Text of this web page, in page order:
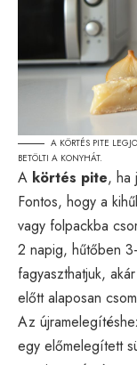
A KÖRTÉS PITE
BETÖLTI A KONYHÁT.
A körtés pite, ha
Fontos, hogy a
vagy folpackba
2 napig, hűtőben
fagyaszthatjuk,
előtt alaposan
Az
egy előmelegített